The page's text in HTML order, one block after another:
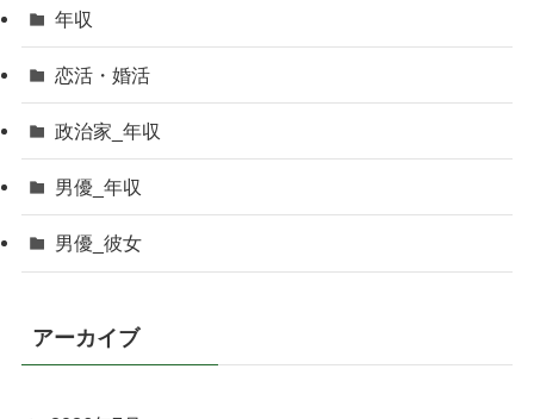
年収
恋活・婚活
政治家_年収
男優_年収
男優_彼女
アーカイブ